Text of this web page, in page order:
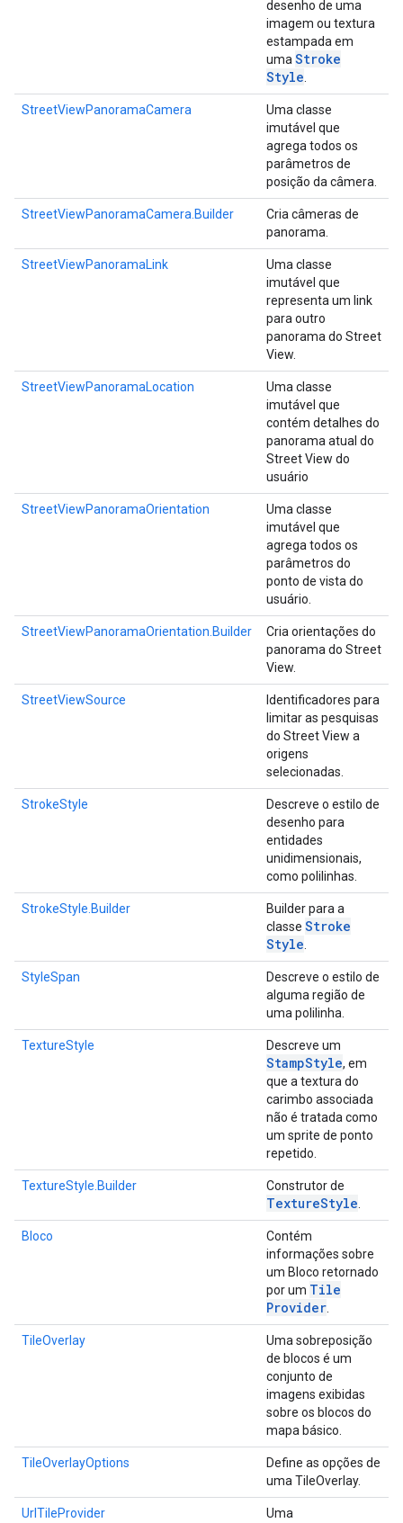
desenho de uma
imagem ou textura
estampada em
uma Stroke
Style
StreetViewPanoramaCamera
Uma classe
imutável que
agrega todos os
parâmetros de
posição da câmera.
StreetViewPanoramaCamera.Builder
Cria câmeras de
panorama.
StreetViewPanoramaLink
Uma classe
imutável que
representa um link
para outro
panorama do Street
View.
StreetViewPanoramaLocation
Uma classe
imutável que
contém detalhes do
panorama atual do
Street View do
usuário
StreetViewPanoramaOrientation
Uma classe
imutável que
agrega todos os
parâmetros do
ponto de vista do
usuário.
StreetViewPanoramaOrientation.Builder
Cria orientações do
panorama do Street
View.
StreetViewSource
Identificadores para
limitar as pesquisas
do Street View a
origens
selecionadas.
StrokeStyle
Descreve o estilo de
desenho para
entidades
unidimensionais,
como polilinhas.
StrokeStyle.Builder
Builder para a
classe Stroke
Style
StyleSpan
Descreve o estilo de
alguma região de
uma polilinha.
TextureStyle Descreve um
StampStyle, em
que a textura do
carimbo associada
não é tratada como
um sprite de ponto
repetido.
TextureStyle.Builder Construtor de
TextureStyle
Bloco
Contém
informações sobre
um Bloco retornado
por um Tile
Provider
TileOverlay
Uma sobreposição
de blocos é um
conjunto de
imagens exibidas
sobre os blocos do
mapa básico.
TileOverlayOptions
Define as opções de
uma TileOverlay.
UrlTileProvider
Uma